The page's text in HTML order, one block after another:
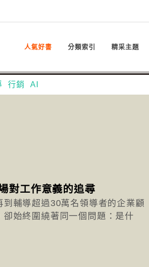
人氣好書 分類索引 精采主題
行銷 AI
對工作意義的追尋
輔導超過30萬名領導者的企業顧
始終圍繞著同一個問題：是什